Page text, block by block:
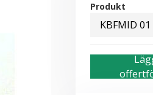
Produkt